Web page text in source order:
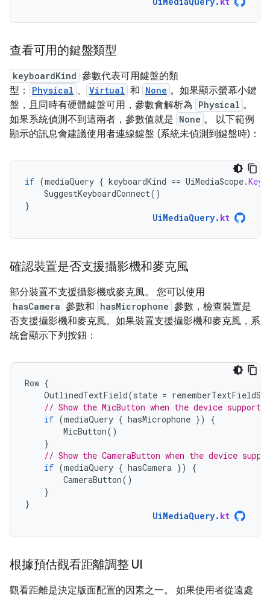
查看可用的鍵盤類型
keyboardKind 參數代表可用鍵盤的類
型：
Physical 、 Virtual 和 None 。如果顯示螢幕小鍵
盤，且同時有硬體鍵盤可用，參數會解析為 Physical 。
如果系統偵測不到這兩者，參數值就是 None 。 以下範例
顯示的訊息會建議使用者連線鍵盤 (系統未偵測到鍵盤時)：
if (mediaQuery { keyboardKind == UiMediaScope.
SuggestKeyboardConnect()
}
UiMediaQuery. kt
確認裝置是否支援攝影機和麥克風
部分裝置不支援攝影機或麥克風。 您可以使用
hasCamera 參數和 hasMicrophone 參數，檢查裝置是
否支援攝影機和麥克風。如果裝置支援攝影機和麥克風，系
統會顯示下列按鈕：
Row {
OutlinedTextField(state =
// Show the MicButton when the device supports
if (mediaQuery { hasMicrophone })
{
MicButton()
}
// Show the CameraButton when the device
if (mediaQuery { hasCamera })
{
CameraButton()
}
}
UiMediaQuery. kt
根據預估觀看距離調整 UI
觀看距離是決定版面配置的因素之一。 如果使用者從遠處